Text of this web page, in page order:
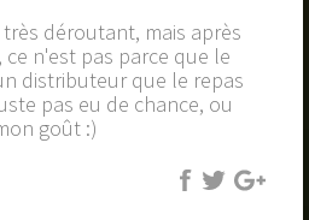
déroutant, mais après
n'est pas parce que le
distributeur que le repas
pas eu de chance, ou
goût :)